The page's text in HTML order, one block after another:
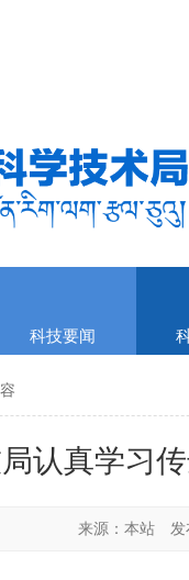
科技要闻
认真学习
来源：本站